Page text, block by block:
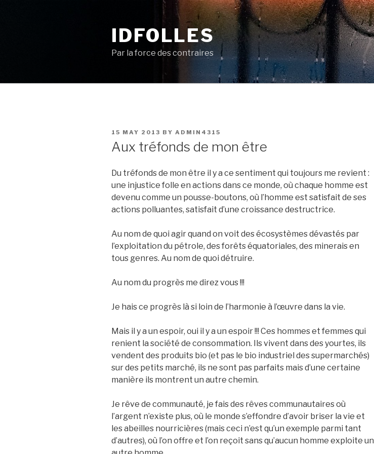
IDFOLLES
Par la force des contraires
POSTED
15 MAY 2013 BY ADMIN4315
Aux tréfonds de mon être
Du tréfonds de mon être il y a ce sentiment qui toujours me revient :
une injustice folle en actions dans ce monde, où chaque homme est
devenu comme un pousse-boutons, où l’homme est satisfait de ses
actions polluantes, satisfait d’une croissance destructrice.
Au nom de quoi agir quand on voit des écosystèmes dévastés par
l’exploitation du pétrole, des forêts équatoriales, des minerais en
tous genres. Au nom de quoi détruire.
Au nom du progrès me direz vous !!!
Je hais ce progrès là si loin de l’harmonie à l’œuvre dans la vie.
Mais il y a un espoir, oui il y a un espoir !!! Ces hommes et femmes qui
renient la société de consommation. Ils vivent dans des yourtes, ils
vendent des produits bio (et pas le bio industriel des supermarchés)
sur des petits marché, ils ne sont pas parfaits mais d’une certaine
manière ils montrent un autre chemin.
Je rêve de communauté, je fais des rêves communautaires où
l’argent n’existe plus, où le monde s’effondre d’avoir briser la vie et
les abeilles nourricières (mais ceci n’est qu’un exemple parmi tant
d’autres), où l’on offre et l’on reçoit sans qu’aucun homme exploite un